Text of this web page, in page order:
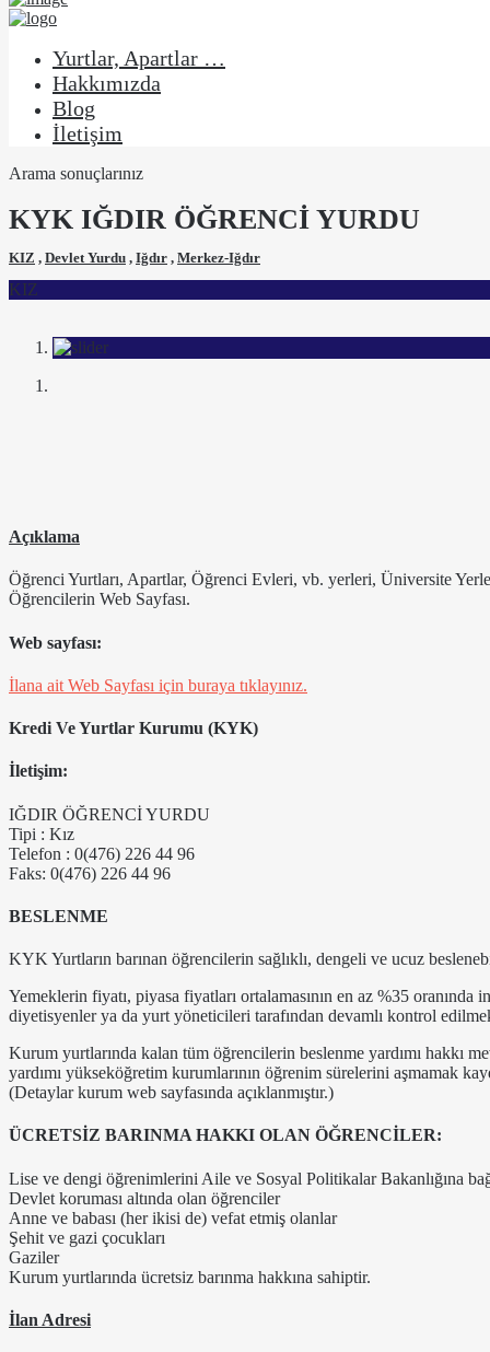
Yurtlar, Apartlar …
Hakkımızda
Blog
İletişim
Arama sonuçlarınız
KYK IĞDIR ÖĞRENCİ YURDU
KIZ , Devlet Yurdu , Iğdır , Merkez-Iğdır
KIZ
Açıklama
Öğrenci Yurtları, Apartlar, Öğrenci Evleri, vb. yerleri, Üniversite
Öğrencilerin Web Sayfası.
Web sayfası:
İlana ait Web Sayfası için buraya tıklayınız.
Kredi Ve Yurtlar Kurumu (KYK)
İletişim:
IĞDIR ÖĞRENCİ YURDU
Tipi : Kız
Telefon : 0(476) 226 44 96
Faks: 0(476) 226 44 96
BESLENME
KYK Yurtların barınan öğrencilerin sağlıklı, dengeli ve ucuz
Yemeklerin fiyatı, piyasa fiyatları ortalamasının en az %35
diyetisyenler ya da yurt yöneticileri tarafından devamlı kontrol
Kurum yurtlarında kalan tüm öğrencilerin beslenme yardımı hakkı
yardımı yükseköğretim kurumlarının öğrenim sürelerini aşmamak
(Detaylar kurum web sayfasında açıklanmıştır.)
ÜCRETSİZ BARINMA HAKKI OLAN ÖĞRENCİLER:
Lise ve dengi öğrenimlerini Aile ve Sosyal Politikalar Bakanlığına
Devlet koruması altında olan öğrenciler
Anne ve babası (her ikisi de) vefat etmiş olanlar
Şehit ve gazi çocukları
Gaziler
Kurum yurtlarında ücretsiz barınma hakkına sahiptir.
İlan Adresi